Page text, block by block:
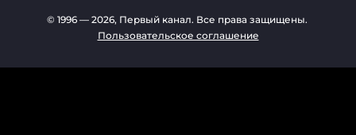
© 1996 — 2026, Первый канал. Все права защищены.
Пользовательское соглашение